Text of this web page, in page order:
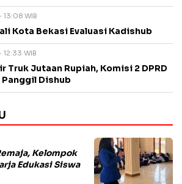
WIB
Kota Bekasi Evaluasi Kadishub
WIB
Truk Jutaan Rupiah, Komisi 2 DPRD
Dishub
Kelompok
Edukasi Siswa